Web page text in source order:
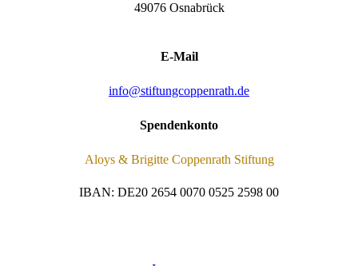
49076 Osnabrück
E-Mail
info@stiftungcoppenrath.de
Spendenkonto
Aloys & Brigitte Coppenrath Stiftung
IBAN: DE20 2654 0070 0525 2598 00